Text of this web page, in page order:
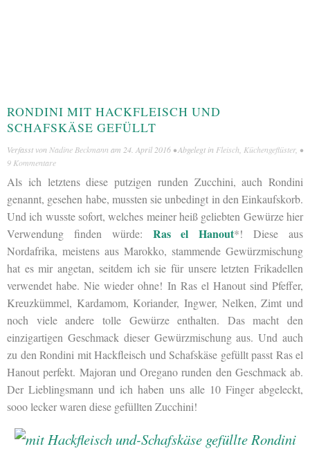
RONDINI MIT HACKFLEISCH UND
SCHAFSKÄSE GEFÜLLT
Verfasst von Nadine Beckmann am 24. April 2016 • Abgelegt in Fleisch Küchengeflüster, •
9 Kommentare
Als ich letztens diese putzigen runden Zucchini, auch Rondini
genannt, gesehen habe, mussten sie unbedingt in den Einkaufskorb.
Und ich wusste sofort, welches meiner heiß geliebten Gewürze hier
Verwendung finden würde: Ras el Hanout*! Diese aus
Nordafrika, meistens aus Marokko, stammende Gewürzmischung
hat es mir angetan, seitdem ich sie für unsere letzten Frikadellen
verwendet habe. Nie wieder ohne! In Ras el Hanout sind Pfeffer,
Kreuzkümmel, Kardamom, Koriander, Ingwer, Nelken, Zimt und
noch viele andere tolle Gewürze enthalten. Das macht den
einzigartigen Geschmack dieser Gewürzmischung aus. Und auch
zu den Rondini mit Hackfleisch und Schafskäse gefüllt passt Ras el
Hanout perfekt. Majoran und Oregano runden den Geschmack ab.
Der Lieblingsmann und ich haben uns alle 10 Finger abgeleckt,
sooo lecker waren diese gefüllten Zucchini!